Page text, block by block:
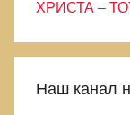
ХРИСТА –
Наш канал